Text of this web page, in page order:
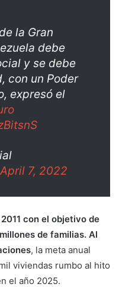
la Gran
debe
y se debe
con un Poder
expresó el
April 7, 2022
con el objetivo de
de familias. Al
, la meta anual
viviendas rumbo al hito
el año 2025.